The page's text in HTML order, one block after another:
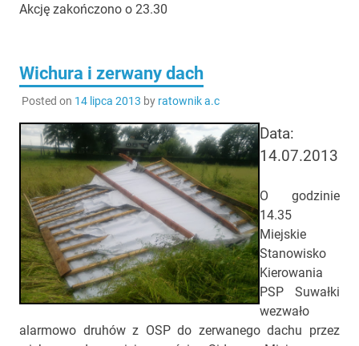
Akcję zakończono o 23.30
Wichura i zerwany dach
Posted on 14 lipca 2013 by ratownik a.c
Data:
14.07.2013
O godzinie
14.35
Miejskie
Stanowisko
Kierowania
PSP Suwałki
wezwało
alarmowo druhów z OSP do zerwanego dachu przez